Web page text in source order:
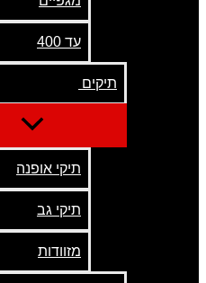
עד 400
תיקים
תיקי אופנה
תיקי גב
מזוודות